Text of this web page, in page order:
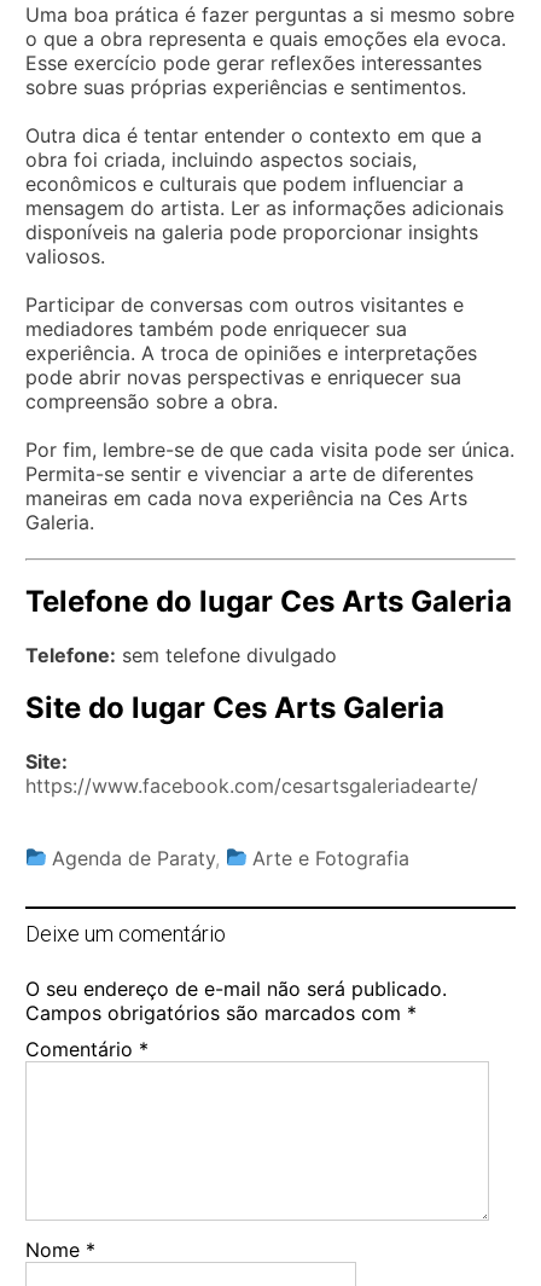
Uma boa prática é fazer perguntas a si mesmo sobre
o que a obra representa e quais emoções ela evoca.
Esse exercício pode gerar reflexões interessantes
sobre suas próprias experiências e sentimentos.
Outra dica é tentar entender o contexto em que a
obra foi criada, incluindo aspectos sociais,
econômicos e culturais que podem influenciar a
mensagem do artista. Ler as informações adicionais
disponíveis na galeria pode proporcionar insights
valiosos.
Participar de conversas com outros visitantes e
mediadores também pode enriquecer sua
experiência. A troca de opiniões e interpretações
pode abrir novas perspectivas e enriquecer sua
compreensão sobre a obra.
Por fim, lembre-se de que cada visita pode ser única.
Permita-se sentir e vivenciar a arte de diferentes
maneiras em cada nova experiência na Ces Arts
Galeria.
Telefone do lugar Ces Arts Galeria
Telefone: sem telefone divulgado
Site do lugar Ces Arts Galeria
Site:
https://www.facebook.com/cesartsgaleriadearte/
Agenda de Paraty, Arte e Fotografia
Deixe um comentário
O seu endereço de e-mail não será publicado.
Campos obrigatórios são marcados com *
Comentário *
Nome *